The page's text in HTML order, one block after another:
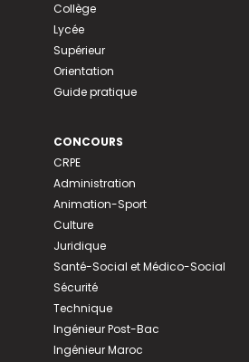
Collège
Lycée
Supérieur
Orientation
Guide pratique
CONCOURS
CRPE
Administration
Animation-Sport
Culture
Juridique
Santé-Social et Médico-Social
Sécurité
Technique
Ingénieur Post-Bac
Ingénieur Maroc